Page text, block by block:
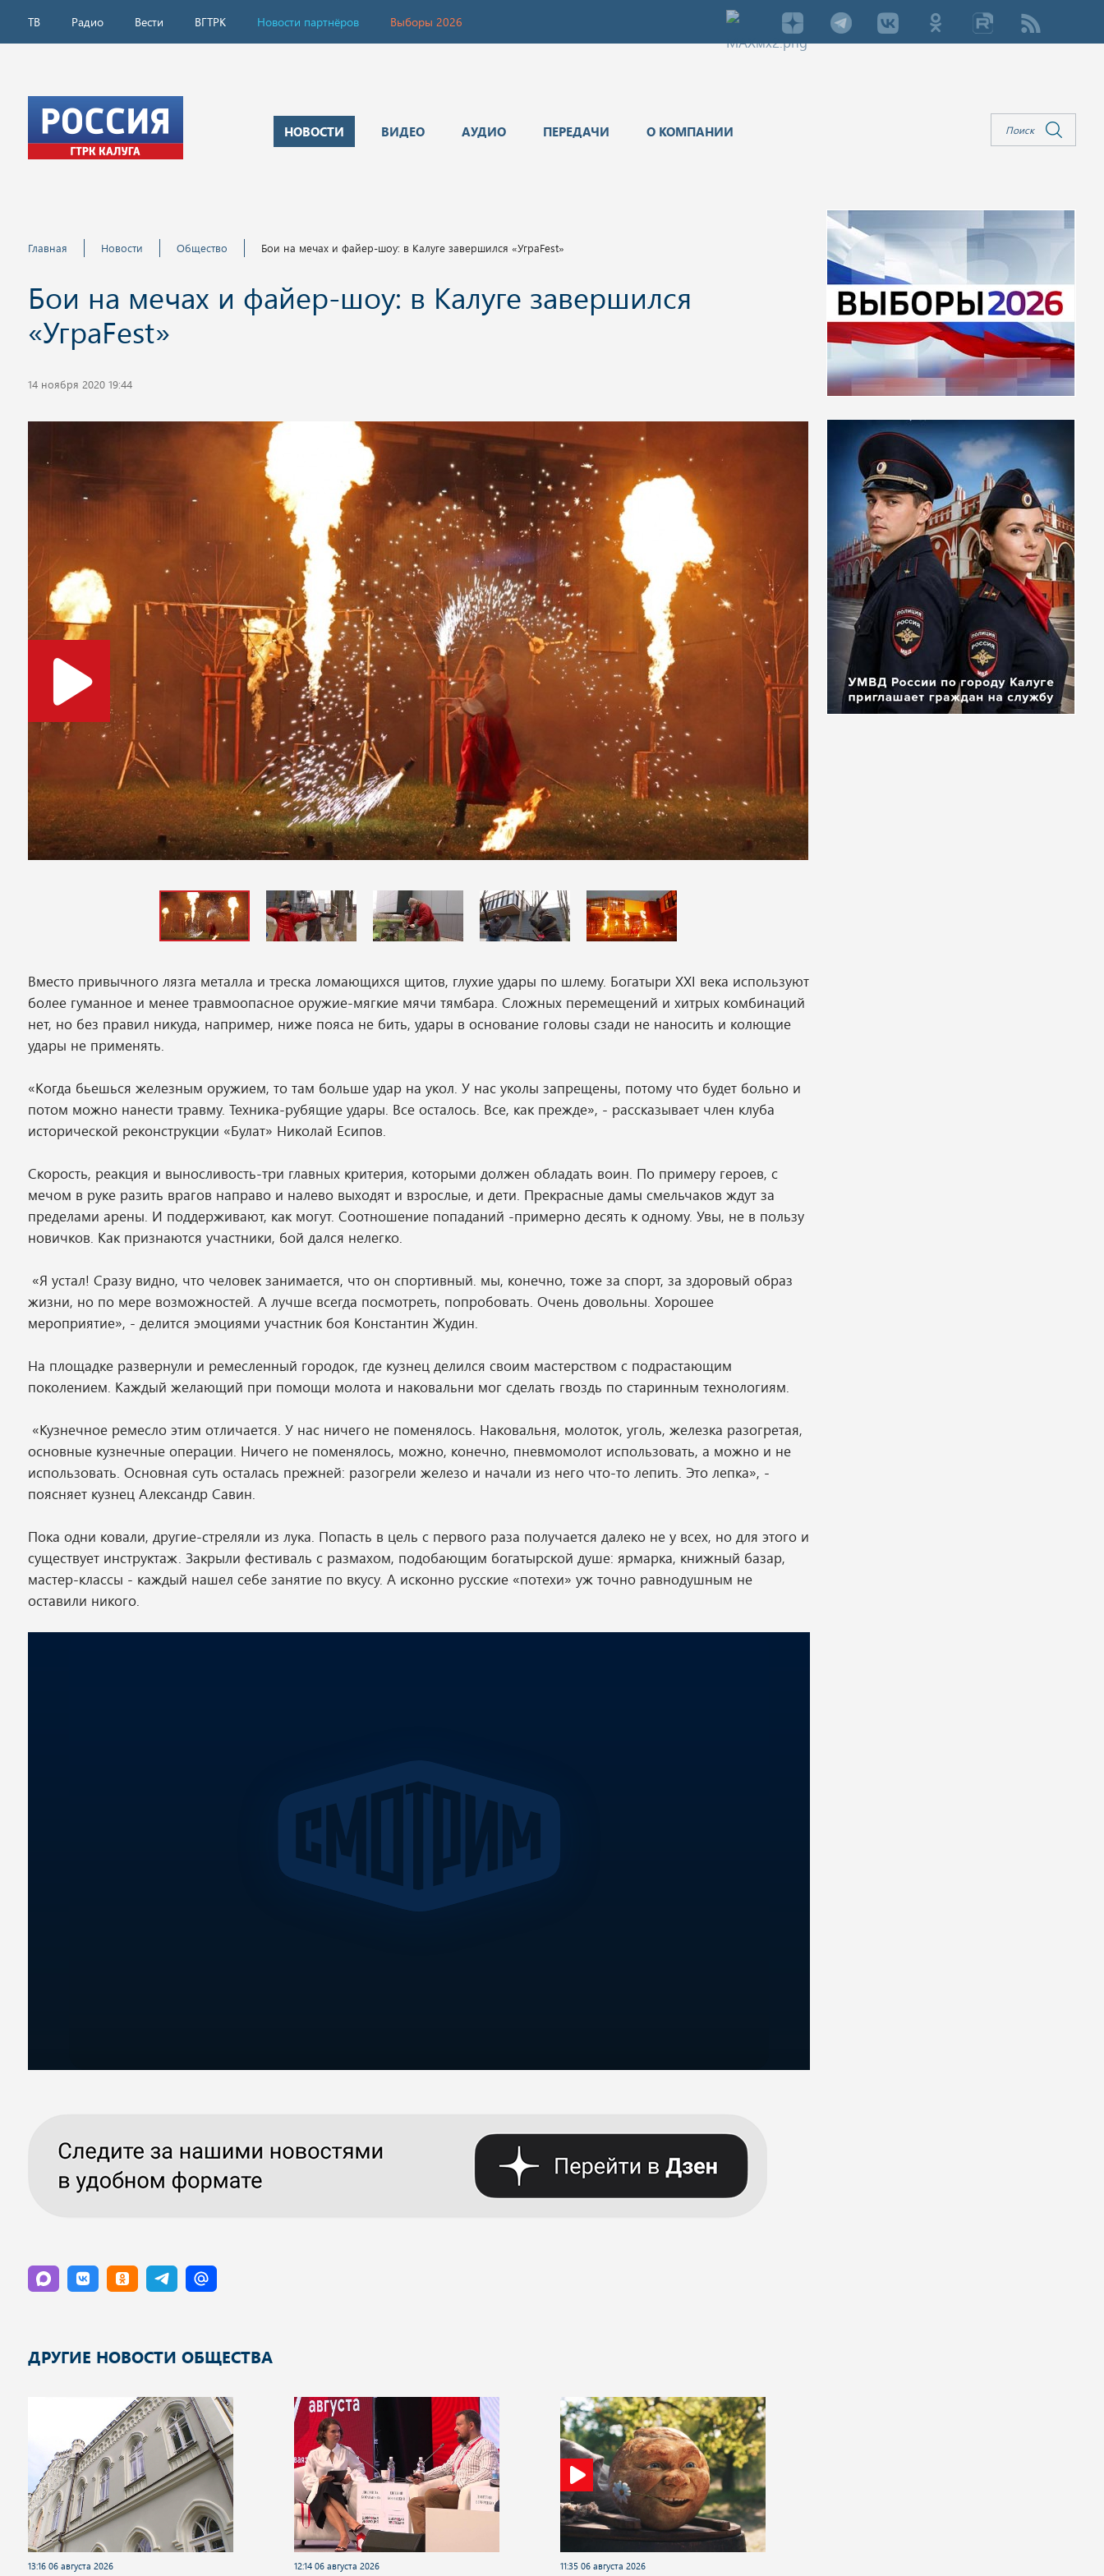
ТВ Радио Вести ВГТРК Новости партнёров Выборы 2026
НОВОСТИ ВИДЕО АУДИО ПЕРЕДАЧИ О КОМПАНИИ
Главная Новости Общество Бои на мечах и файер-шоу: в Калуге завершился «УграFest»
Бои на мечах и файер-шоу: в Калуге завершился
«УграFest»
14 ноября 2020 19:44
Вместо привычного лязга металла и треска ломающихся щитов, глухие удары по шлему. Богатыри XXI века используют
более гуманное и менее травмоопасное оружие-мягкие мячи тямбара. Сложных перемещений и хитрых комбинаций
нет, но без правил никуда, например, ниже пояса не бить, удары в основание головы сзади не наносить и колющие
удары не применять.
«Когда бьешься железным оружием, то там больше удар на укол. У нас уколы запрещены, потому что будет больно и
потом можно нанести травму. Техника-рубящие удары. Все осталось. Все, как прежде», - рассказывает член клуба
исторической реконструкции «Булат» Николай Есипов.
Скорость, реакция и выносливость-три главных критерия, которыми должен обладать воин. По примеру героев, с
мечом в руке разить врагов направо и налево выходят и взрослые, и дети. Прекрасные дамы смельчаков ждут за
пределами арены. И поддерживают, как могут. Соотношение попаданий -примерно десять к одному. Увы, не в пользу
новичков. Как признаются участники, бой дался нелегко.
«Я устал! Сразу видно, что человек занимается, что он спортивный. мы, конечно, тоже за спорт, за здоровый образ
жизни, но по мере возможностей. А лучше всегда посмотреть, попробовать. Очень довольны. Хорошее
мероприятие», - делится эмоциями участник боя Константин Жудин.
На площадке развернули и ремесленный городок, где кузнец делился своим мастерством с подрастающим
поколением. Каждый желающий при помощи молота и наковальни мог сделать гвоздь по старинным технологиям.
«Кузнечное ремесло этим отличается. У нас ничего не поменялось. Наковальня, молоток, уголь, железка разогретая,
основные кузнечные операции. Ничего не поменялось, можно, конечно, пневмомолот использовать, а можно и не
использовать. Основная суть осталась прежней: разогрели железо и начали из него что-то лепить. Это лепка», -
поясняет кузнец Александр Савин.
Пока одни ковали, другие-стреляли из лука. Попасть в цель с первого раза получается далеко не у всех, но для этого и
существует инструктаж. Закрыли фестиваль с размахом, подобающим богатырской душе: ярмарка, книжный базар,
мастер-классы - каждый нашел себе занятие по вкусу. А исконно русские «потехи» уж точно равнодушным не
оставили никого.
ДРУГИЕ НОВОСТИ ОБЩЕСТВА
13:16 06 августа 2026 12:14 06 августа 2026 11:35 06 августа 2026